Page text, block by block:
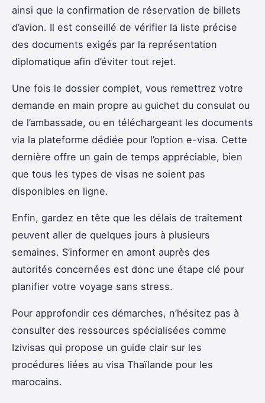
ainsi que la confirmation de réservation de billets
d’avion. Il est conseillé de vérifier la liste précise
des documents exigés par la représentation
diplomatique afin d’éviter tout rejet.
Une fois le dossier complet, vous remettrez votre
demande en main propre au guichet du consulat ou
de l’ambassade, ou en téléchargeant les documents
via la plateforme dédiée pour l’option e-visa. Cette
dernière offre un gain de temps appréciable, bien
que tous les types de visas ne soient pas
disponibles en ligne.
Enfin, gardez en tête que les délais de traitement
peuvent aller de quelques jours à plusieurs
semaines. S’informer en amont auprès des
autorités concernées est donc une étape clé pour
planifier votre voyage sans stress.
Pour approfondir ces démarches, n’hésitez pas à
consulter des ressources spécialisées comme
Izivisas qui propose un guide clair sur les
procédures liées au visa Thaïlande pour les
marocains.